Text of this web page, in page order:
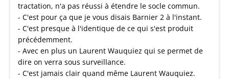
tractation, n'a pas réussi à étendre le socle commun.
- C'est pour ça que je vous disais Barnier 2 à l'instant.
- C'est presque à l'identique de ce qui s'est produit
précédemment.
- Avec en plus un Laurent Wauquiez qui se permet de
dire on verra sous surveillance.
- C'est jamais clair quand même Laurent Wauquiez.